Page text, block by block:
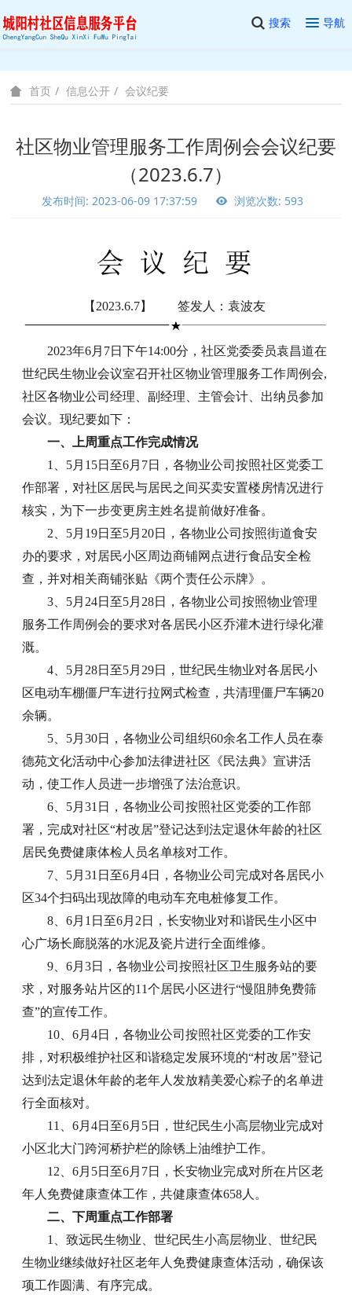
搜索 导航
首页 信息公开 会议纪要
社区物业管理服务工作周例会会议纪要
（2023.6.7）
发布时间: 2023-06-09 17:37:59 浏览次数: 593
【2023.6.7】 签发人：袁波友
2023年6月7日下午14:00分，社区党委委员袁昌道在
世纪民生物业会议室召开社区物业管理服务工作周例会,
社区各物业公司经理、副经理、主管会计、出纳员参加
会议。现纪要如下：
一、上周重点工作完成情况
1、5月15日至6月7日，各物业公司按照社区党委工
作部署，对社区居民与居民之间买卖安置楼房情况进行
核实，为下一步变更房主姓名提前做好准备。
2、5月19日至5月20日，各物业公司按照街道食安
办的要求，对居民小区周边商铺网点进行食品安全检
查，并对相关商铺张贴《两个责任公示牌》。
3、5月24日至5月28日，各物业公司按照物业管理
服务工作周例会的要求对各居民小区乔灌木进行绿化灌
溉。
4、5月28日至5月29日，世纪民生物业对各居民小
区电动车棚僵尸车进行拉网式检查，共清理僵尸车辆20
余辆。
5、5月30日，各物业公司组织60余名工作人员在泰
德苑文化活动中心参加法律进社区《民法典》宣讲活
动，使工作人员进一步增强了法治意识。
6、5月31日，各物业公司按照社区党委的工作部
署，完成对社区“村改居”登记达到法定退休年龄的社区
居民免费健康体检人员名单核对工作。
7、5月31日至6月4日，各物业公司完成对各居民小
区34个扫码出现故障的电动车充电桩修复工作。
8、6月1日至6月2日，长安物业对和谐民生小区中
心广场长廊脱落的水泥及瓷片进行全面维修。
9、6月3日，各物业公司按照社区卫生服务站的要
求，对服务站片区的11个居民小区进行“慢阻肺免费筛
查”的宣传工作。
10、6月4日，各物业公司按照社区党委的工作安
排，对积极维护社区和谐稳定发展环境的“村改居”登记
达到法定退休年龄的老年人发放精美爱心粽子的名单进
行全面核对。
11、6月4日至6月5日，世纪民生小高层物业完成对
小区北大门跨河桥护栏的除锈上油维护工作。
12、6月5日至6月7日，长安物业完成对所在片区老
年人免费健康查体工作，共健康查体658人。
二、下周重点工作部署
1、致远民生物业、世纪民生小高层物业、世纪民
生物业继续做好社区老年人免费健康查体活动，确保该
项工作圆满、有序完成。